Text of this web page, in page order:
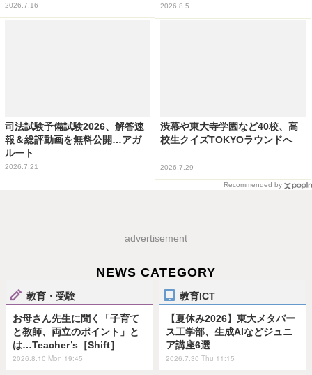
2026.7.16 2026.8.5
司法試験予備試験2026、解答速
報＆総評動画を無料公開…アガ
ルート
2026.7.21
渋幕や東大寺学園など40校、高
校生クイズTOKYOラウンドへ
2026.7.29
Recommended by
advertisement
NEWS CATEGORY
教育・受験
お母さん先生に聞く「子育て
と教師、両立のポイント」と
は…Teacher’s［Shift］
2026.8.10 Mon 19:45
教育ICT
【夏休み2026】東大メタバー
ス工学部、生成AIなどジュニ
ア講座6選
2026.7.30 Thu 11:15